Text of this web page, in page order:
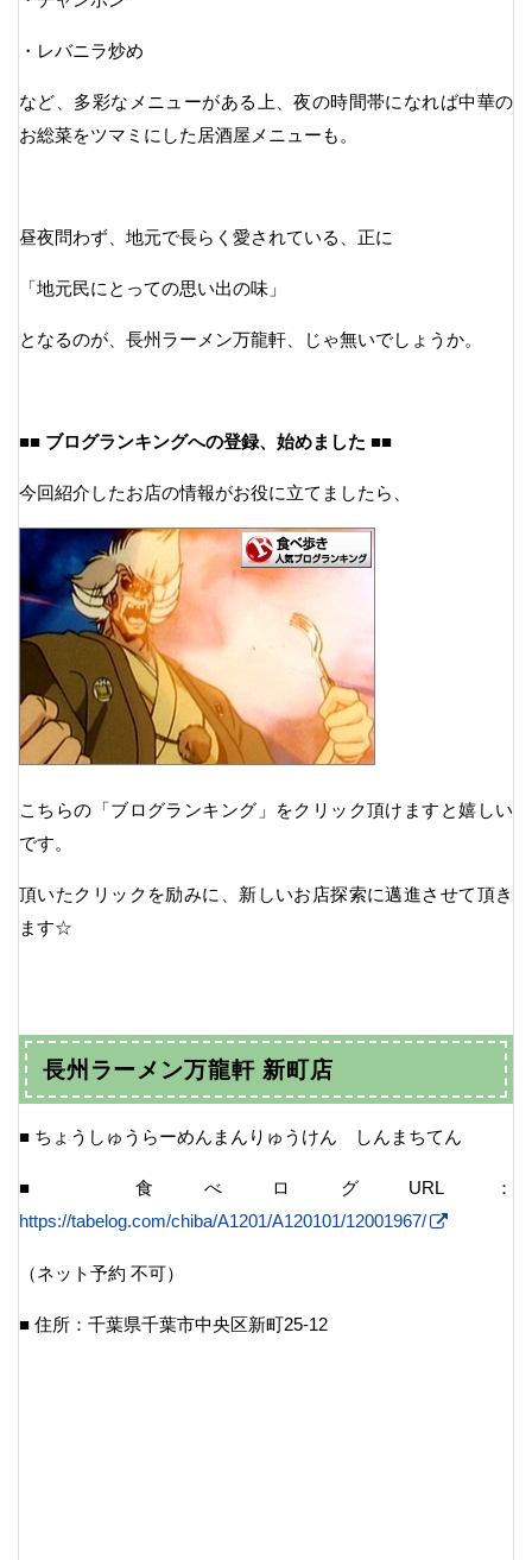
・レバニラ炒め
など、多彩なメニューがある上、夜の時間帯になれば中華の
お総菜をツマミにした居酒屋メニューも。
昼夜問わず、地元で長らく愛されている、正に
「地元民にとっての思い出の味」
となるのが、長州ラーメン万龍軒、じゃ無いでしょうか。
■■ ブログランキングへの登録、始めました ■■
今回紹介したお店の情報がお役に立てましたら、
こちらの「ブログランキング」をクリック頂けますと嬉しい
です。
頂いたクリックを励みに、新しいお店探索に邁進させて頂き
ます☆
長州ラーメン万龍軒 新町店
■ ちょうしゅうらーめんまんりゅうけん しんまちてん
■ 食べログURL：
https://tabelog.com/chiba/A1201/A120101/12001967/
（ネット予約 不可）
■ 住所：千葉県千葉市中央区新町25-12